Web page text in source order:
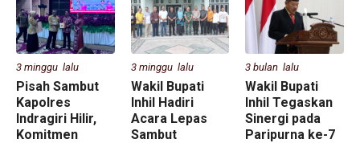
3 minggu lalu
Pisah Sambut
Kapolres
Indragiri Hilir,
Komitmen
3 minggu lalu
Wakil Bupati
Inhil Hadiri
Acara Lepas
Sambut
3 bulan lalu
Wakil Bupati
Inhil Tegaskan
Sinergi pada
Paripurna ke-7